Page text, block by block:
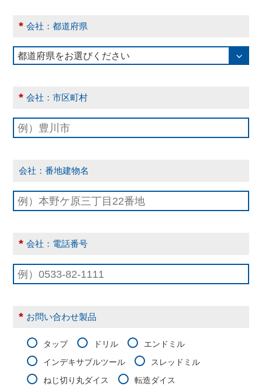
* 会社：都道府県
* 会社：市区町村
会社：番地建物名
* 会社：電話番号
* お問い合わせ製品
タップ ドリル
エンドミル
インデキサブルツール
スレッドミル
ねじ切り丸ダイス
転造ダイス